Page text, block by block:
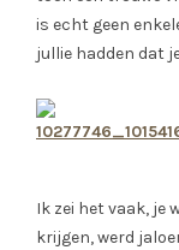
is echt geen
jullie hadden dat
Ik zei het vaak, je
krijgen, werd